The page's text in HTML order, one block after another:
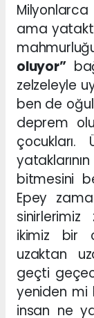
ama
oluyor”
zelzeleyle
ben de
deprem
çocukları.
bitmesini
Epey
ikimiz bir
uzaktan
geçti
yeniden mi
insan ne